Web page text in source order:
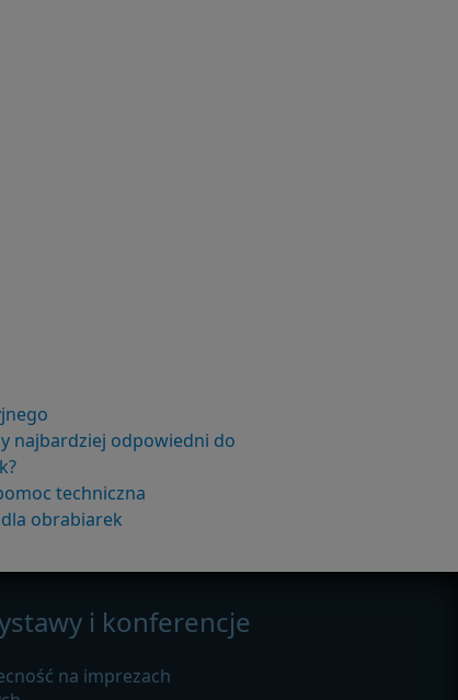
najbardziej odpowiedni do
techniczna
obrabiarek
i konferencje
na imprezach